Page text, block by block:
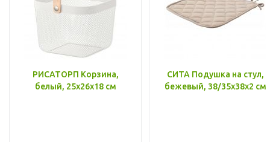
РИСАТОРП Корзина,
белый, 25x26x18 см
СИТА Подушка на стул,
бежевый, 38/35x38x2 см